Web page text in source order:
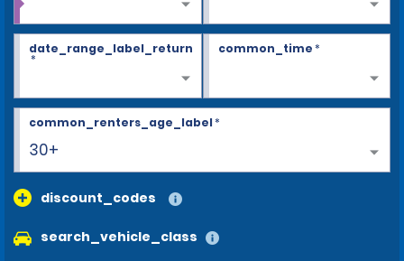
date_range_label_return
*
common_time*
30+
common_renters_age_label*
discount_codes
search_vehicle_class